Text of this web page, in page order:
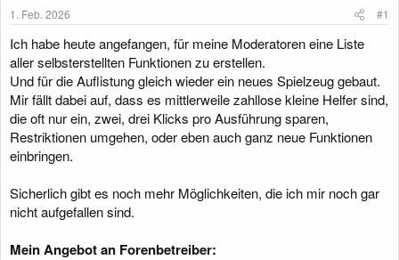
r
1. Feb. 2026 #1
Ich habe heute angefangen, für meine Moderatoren eine Liste
aller selbsterstellten Funktionen zu erstellen.
Und für die Auflistung gleich wieder ein neues Spielzeug gebaut.
Mir fällt dabei auf, dass es mittlerweile zahllose kleine Helfer sind,
die oft nur ein, zwei, drei Klicks pro Ausführung sparen,
Restriktionen umgehen, oder eben auch ganz neue Funktionen
einbringen.
Sicherlich gibt es noch mehr Möglichkeiten, die ich mir noch gar
nicht aufgefallen sind.
Mein Angebot an Forenbetreiber: